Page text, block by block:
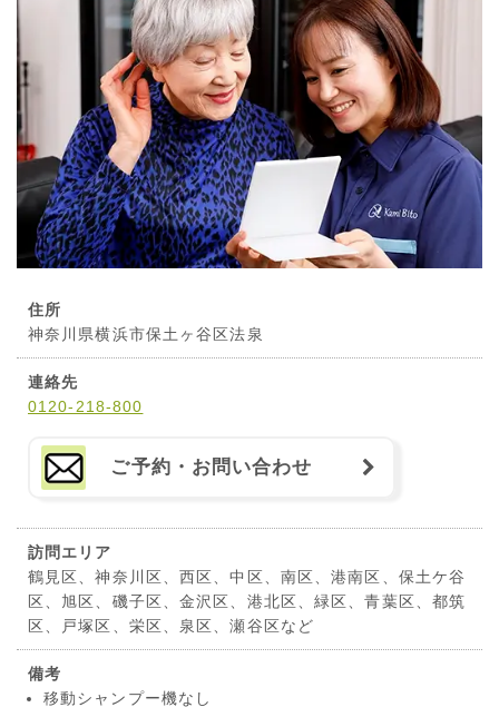
住所
神奈川県横浜市保土ヶ谷区法泉
連絡先
0120-218-800
ご予約・お問い合わせ
訪問エリア
鶴見区、神奈川区、西区、中区、南区、港南区、保土ケ谷
区、旭区、磯子区、金沢区、港北区、緑区、青葉区、都筑
区、戸塚区、栄区、泉区、瀬谷区など
備考
移動シャンプー機なし